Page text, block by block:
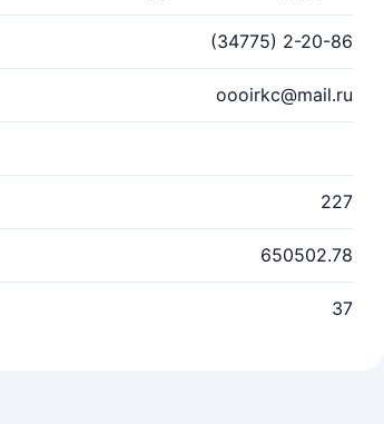
(34775) 2-20-86
oooirkc@mail.ru
227
650502.78
37